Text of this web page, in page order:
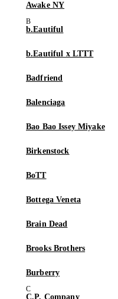
Awake NY
b.Eautiful
b.Eautiful x LTTT
Badfriend
Balenciaga
Bao Bao Issey Miyake
Birkenstock
BoTT
Bottega Veneta
Brain Dead
Brooks Brothers
Burberry
C.P. Company